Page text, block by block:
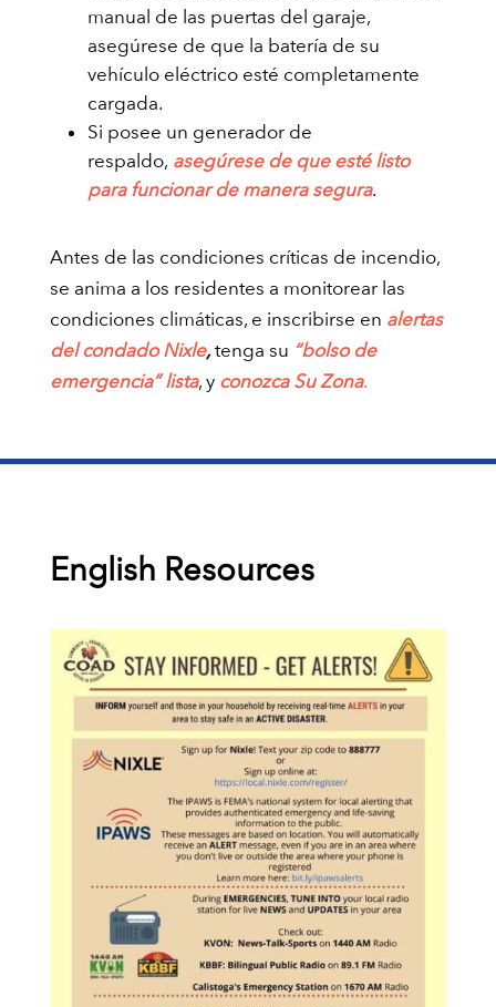
manual de las puertas del garaje,
asegúrese de que la batería de su
vehículo eléctrico esté completamente
cargada.
Si posee un generador de
respaldo, asegúrese de que esté listo
para funcionar de manera segura.
Antes de las condiciones críticas de incendio,
se anima a los residentes a monitorear las
condiciones climáticas, e inscribirse en alertas
del condado Nixle, tenga su “bolso de
emergencia” lista, y conozca Su Zona.
English Resources